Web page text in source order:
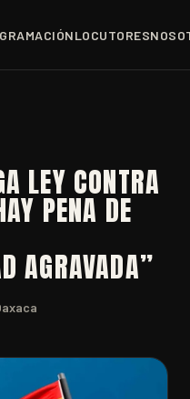
LOCUTORES
LEY CONTRA
PENA DE
AGRAVADA”